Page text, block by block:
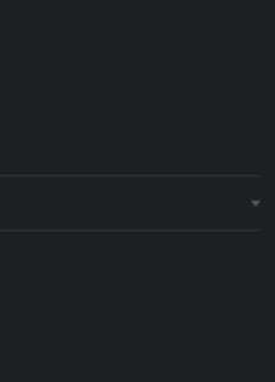
Key?
CD Key?
Key?